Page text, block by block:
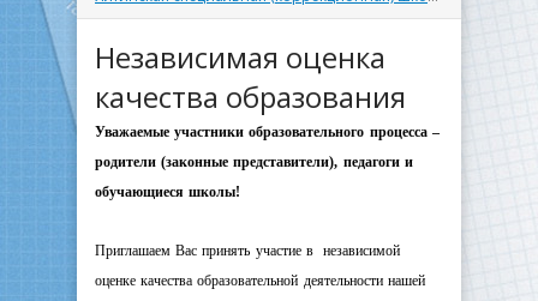
Независимая оценка
качества образования
Уважаемые участники образовательного процесса –
родители (законные представители), педагоги и
обучающиеся школы!
Приглашаем Вас принять участие в независимой
оценке качества образовательной деятельности нашей